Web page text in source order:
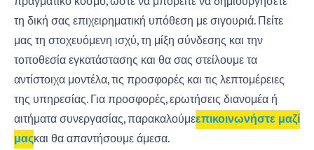
τη δική σας επιχειρηματική υπόθεση με σιγουριά. Πείτε
μας τη στοχευόμενη ισχύ, τη μίξη σύνδεσης και την
τοποθεσία εγκατάστασης και θα σας στείλουμε τα
αντίστοιχα μοντέλα, τις προσφορές και τις λεπτομέρειες
της υπηρεσίας. Για προσφορές, ερωτήσεις διανομέα ή
αιτήματα συνεργασίας, παρακαλούμεεπικοινωνήστε μαζί
μαςκαι θα απαντήσουμε άμεσα.